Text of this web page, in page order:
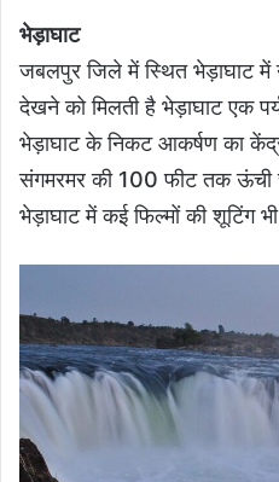
भेड़ाघाट
जबलपुर जिले में स्थित भेड़ाघाट में
देखने को मिलती है भेड़ाघाट एक
भेड़ाघाट के निकट आकर्षण का केंद्र
संगमरमर की 100 फीट तक ऊंची
भेड़ाघाट में कई फिल्मों की शूटिंग